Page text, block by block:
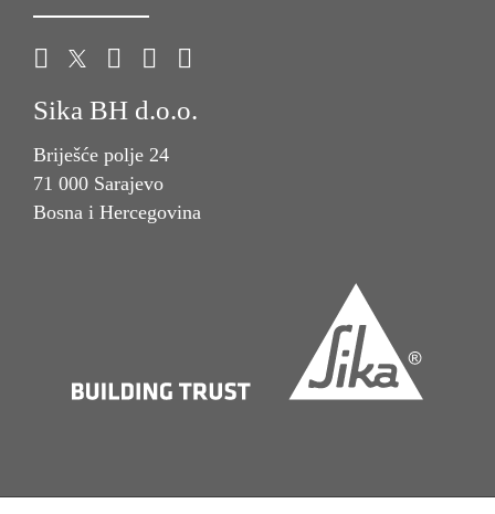
Sika BH d.o.o.
Briješće polje 24
71 000 Sarajevo
Bosna i Hercegovina